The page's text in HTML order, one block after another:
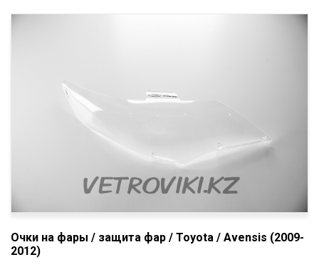
Очки на фары / защита фар / Toyota / Avensis (2009-
2012)